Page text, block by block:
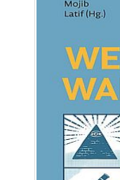
MATOMO
Diese
unsere
Matomo